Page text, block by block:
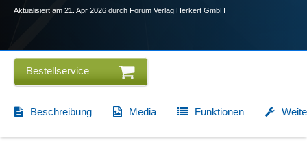
Aktualisiert am 21. Apr 2026 durch Forum Verlag Herkert GmbH
Bestellservice
Beschreibung Media Funktionen